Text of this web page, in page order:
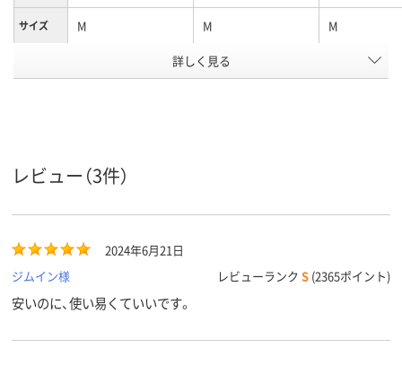
サイズ M M M
法
食品衛生法規格基準
適合品
食品衛生法規格基準
適合品
食品衛生法
適合品
詳しく見る
レビュー（3件）
2024年6月21日
ジムイン様
レビューランク S (2365ポイント)
安いのに、使い易くていいです。